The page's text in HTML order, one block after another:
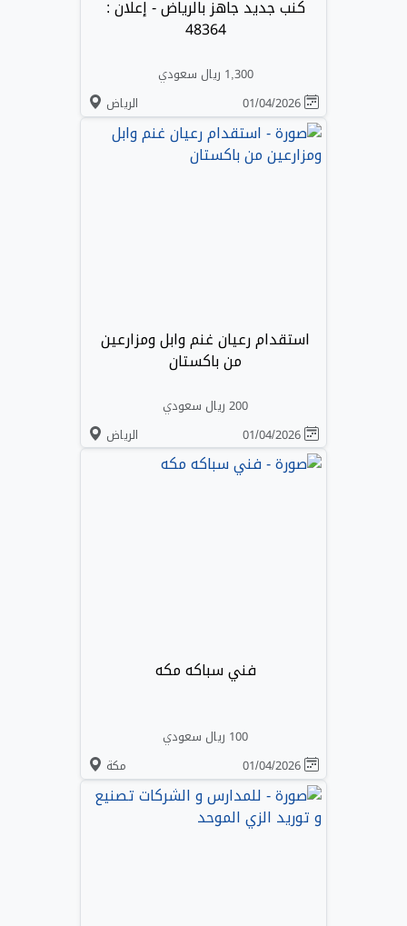
كنب جديد جاهز بالرياض - إعلان :
48364
1,300 ريال سعودي
الرياض
استقدام رعيان غنم وابل ومزارعين
من باكستان
200 ريال سعودي
الرياض
فني سباكه مكه
100 ريال سعودي
مكة